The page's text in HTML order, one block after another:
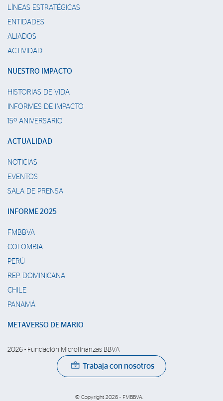
LÍNEAS ESTRATÉGICAS
ENTIDADES
ALIADOS
ACTIVIDAD
NUESTRO IMPACTO
HISTORIAS DE VIDA
INFORMES DE IMPACTO
15º ANIVERSARIO
ACTUALIDAD
NOTICIAS
EVENTOS
SALA DE PRENSA
INFORME 2025
FMBBVA
COLOMBIA
PERÚ
REP. DOMINICANA
CHILE
PANAMÁ
METAVERSO DE MARIO
2026 - Fundación Microfinanzas BBVA
Trabaja con nosotros
© Copyright 2026 - FMBBVA.